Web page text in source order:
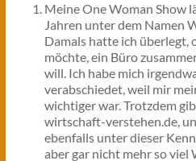
Meine One Woman Show
Jahren unter dem Namen
Damals hatte ich überlegt,
möchte, ein Büro
will. Ich habe mich
verabschiedet, weil mir
wichtiger war. Trotzdem
wirtschaft-verstehen.de,
ebenfalls unter dieser
aber gar nicht mehr so viel